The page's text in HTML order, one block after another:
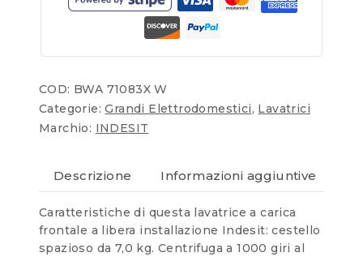
COD: BWA 71083X W
Categorie:Grandi Elettrodomestici, Lavatrici
Marchio: INDESIT
Descrizione Informazioni aggiuntive
Caratteristiche di questa lavatrice a carica
frontale a libera installazione Indesit: cestello
spazioso da 7,0 kg. Centrifuga a 1000 giri al